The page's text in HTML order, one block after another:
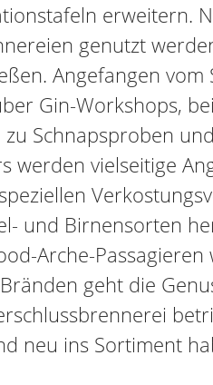
erweitern.
genutzt
Angefangen vom
Gin-Workshops,
Schnapsproben
werden vielseitige
und Birnensorten
Arche-Passagieren
geht die
neu ins Sortiment